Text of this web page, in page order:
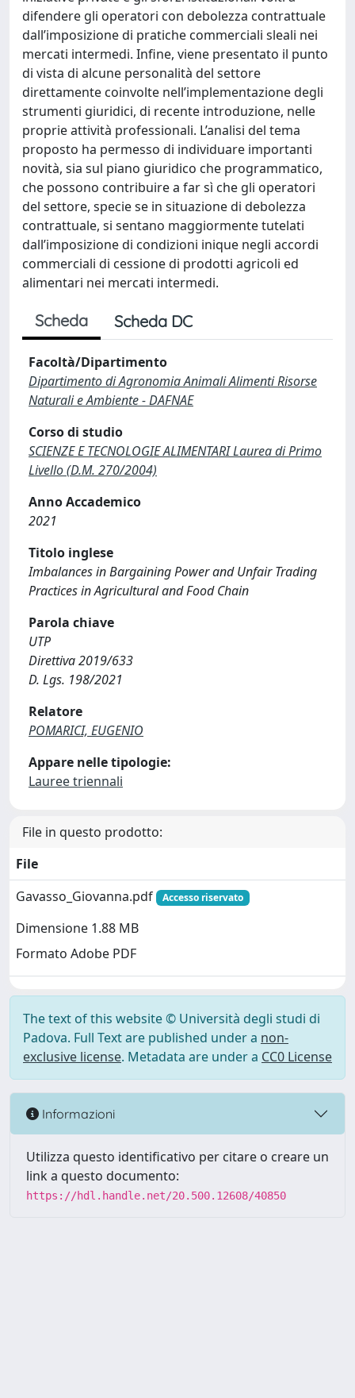
difendere gli operatori con debolezza contrattuale
dall’imposizione di pratiche commerciali sleali nei
mercati intermedi. Infine, viene presentato il punto
di vista di alcune personalità del settore
direttamente coinvolte nell’implementazione degli
strumenti giuridici, di recente introduzione, nelle
proprie attività professionali. L’analisi del tema
proposto ha permesso di individuare importanti
novità, sia sul piano giuridico che programmatico,
che possono contribuire a far sì che gli operatori
del settore, specie se in situazione di debolezza
contrattuale, si sentano maggiormente tutelati
dall’imposizione di condizioni inique negli accordi
commerciali di cessione di prodotti agricoli ed
alimentari nei mercati intermedi.
Scheda Scheda DC
Facoltà/Dipartimento
Dipartimento di Agronomia Animali Alimenti Risorse
Naturali e Ambiente - DAFNAE
Corso di studio
SCIENZE E TECNOLOGIE ALIMENTARI Laurea di Primo
Livello (D.M. 270/2004)
Anno Accademico
2021
Titolo inglese
Imbalances in Bargaining Power and Unfair Trading
Practices in Agricultural and Food Chain
Parola chiave
UTP
Direttiva 2019/633
D. Lgs. 198/2021
Relatore
POMARICI, EUGENIO
Appare nelle tipologie:
Lauree triennali
File in questo prodotto:
File
Gavasso_Giovanna.pdf
Accesso riservato
Dimensione 1.88 MB
Formato Adobe PDF
The text of this website © Università degli studi di
Padova. Full Text are published under a non-
exclusive license. Metadata are under a CC0 License
Informazioni
Utilizza questo identificativo per citare o creare un
link a questo documento:
https://hdl.handle.net/20.500.12608/40850